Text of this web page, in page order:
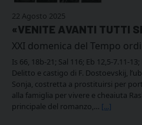
22 Agosto 2025
«VENITE AVANTI TUTTI
XXI domenica del Tempo
Is 66, 18b-21; Sal 116; Eb 12,5-7.11-
Delitto e castigo di F. Dostoevskij,
Sonja, costretta a prostituirsi per
alla famiglia per vivere e cheaiuta
principale del romanzo,… [...]